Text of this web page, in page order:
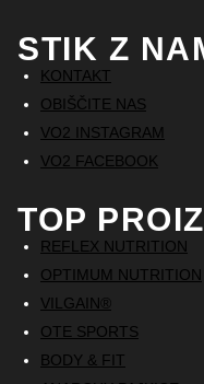
STIK Z
KONTAKT
OBIŠČITE NAS
VO2 INSTAGRAM
VO2 FACEBOOK
TOP
REFLEX NUTRITION
OPTIMUM NUTRITION
VILGAIN®
OTE SPORTS
BODY & FIT